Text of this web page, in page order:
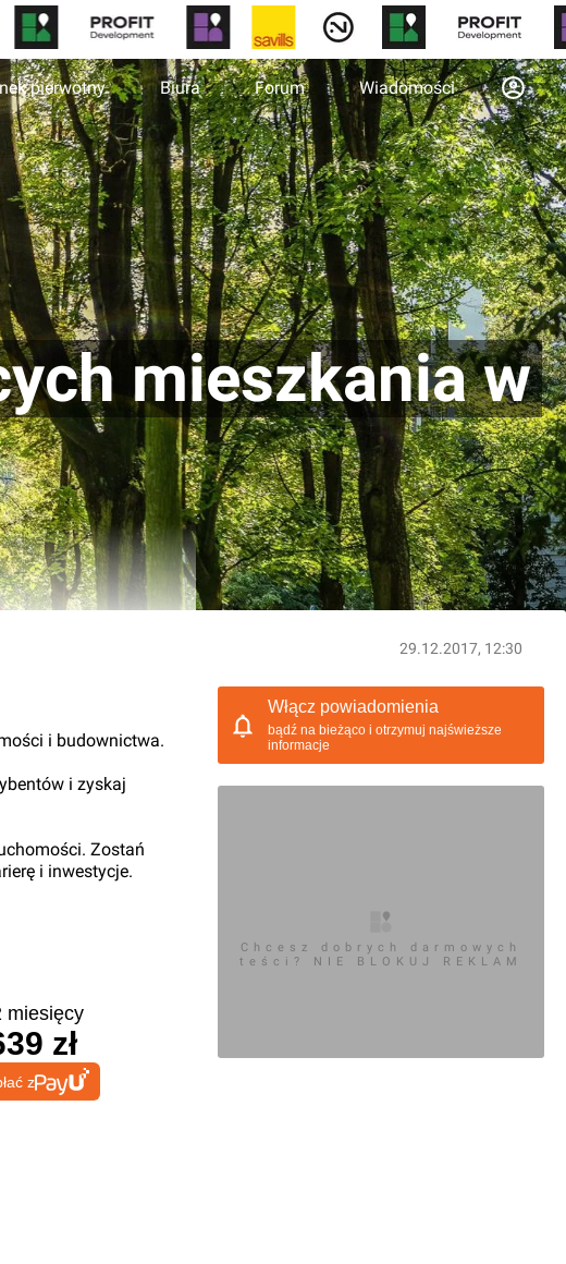
pierwotny Biura Forum Wiadomości
mieszkania w
29.12.2017, 12:30
i budownictwa.
i zyskaj
Zostań
i inwestycje.
miesięcy
zł
z
Włącz powiadomienia
bądź na bieżąco i otrzymuj najświeższe
informacje
Chcesz dobrych darmowych
teści? NIE BLOKUJ REKLAM